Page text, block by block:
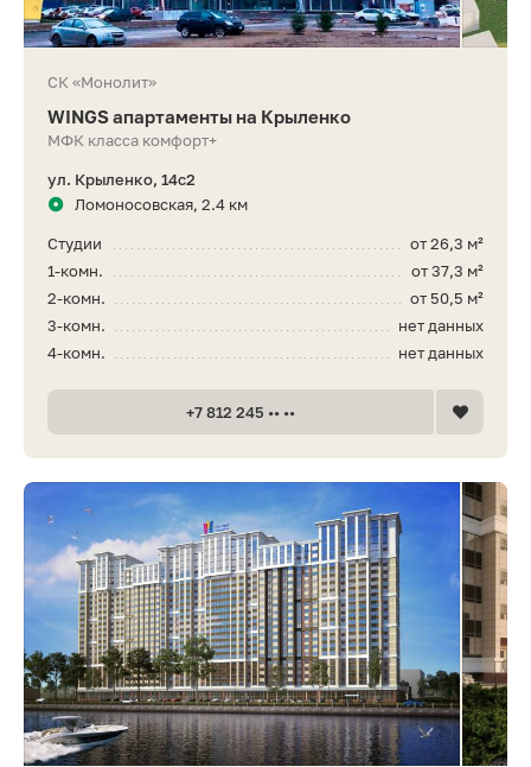
СК «Монолит»
WINGS апартаменты на Крыленко
МФК класса комфорт+
ул. Крыленко, 14с2
Ломоносовская, 2.4 км
от 26,3 м²
Студии
от 37,3 м²
1-комн.
от 50,5 м²
2-комн.
нет данных
3-комн.
нет данных
4-комн.
+7 812 245 •• ••